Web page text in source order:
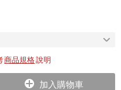
商品規格說明
加入購物車